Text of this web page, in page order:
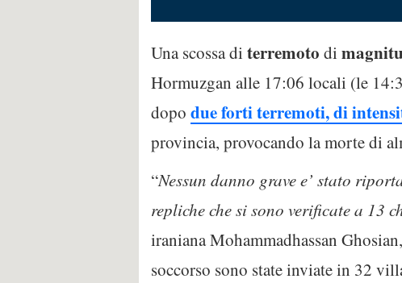
Una scossa di terremoto di
Hormuzgan alle 17:06 locali (le
dopo due forti terremoti, di
provincia, provocando la morte di
“Nessun danno grave e’ stato
repliche che si sono verificate a 13
iraniana Mohammadhassan
soccorso sono state inviate in 32